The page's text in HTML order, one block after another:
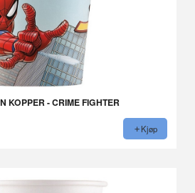
KOPPER - CRIME FIGHTER
Kjøp